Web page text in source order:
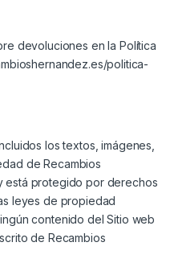
devoluciones en la Política
politica-
los textos, imágenes,
de Recambios
está protegido por derechos
leyes de propiedad
contenido del Sitio web
de Recambios